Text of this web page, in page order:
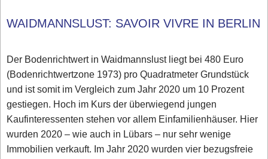
WAIDMANNSLUST: SAVOIR VIVRE IN BERLIN
Der Bodenrichtwert in Waidmannslust liegt bei 480 Euro
(Bodenrichtwertzone 1973) pro Quadratmeter Grundstück
und ist somit im Vergleich zum Jahr 2020 um 10 Prozent
gestiegen. Hoch im Kurs der überwiegend jungen
Kaufinteressenten stehen vor allem Einfamilienhäuser. Hier
wurden 2020 – wie auch in Lübars – nur sehr wenige
Immobilien verkauft. Im Jahr 2020 wurden vier bezugsfreie